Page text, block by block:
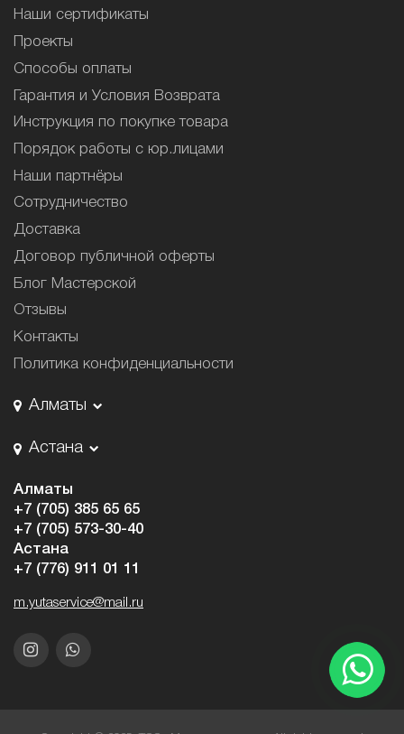
Наши сертификаты
Проекты
Способы оплаты
Гарантия и Условия Возврата
Инструкция по покупке товара
Порядок работы с юр.лицами
Наши партнёры
Сотрудничество
Доставка
Договор публичной оферты
Блог Мастерской
Отзывы
Контакты
Политика конфиденциальности
Алматы
Астана
Алматы
+7 (705) 385 65 65
+7 (705) 573-30-40
Астана
+7 (776) 911 01 11
m.yutaservice@mail.ru